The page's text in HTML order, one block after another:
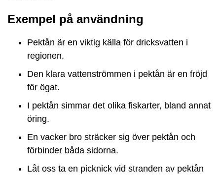
Exempel på användning
Pektån är en viktig källa för dricksvatten i
regionen.
Den klara vattenströmmen i pektån är en fröjd
för ögat.
I pektån simmar det olika fiskarter, bland annat
öring.
En vacker bro sträcker sig över pektån och
förbinder båda sidorna.
Låt oss ta en picknick vid stranden av pektån